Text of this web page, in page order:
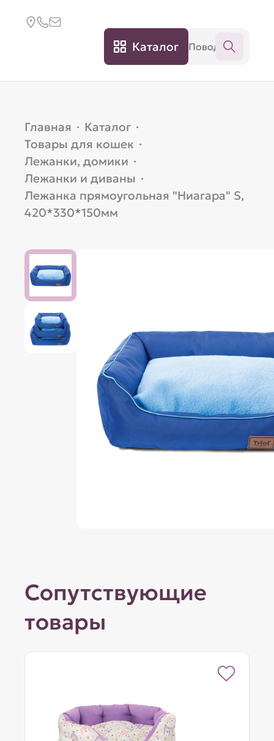
Каталог
Главная · Каталог ·
Товары для кошек ·
Лежанки, домики ·
Лежанки и диваны ·
Лежанка прямоугольная "Ниагара" S,
420*330*150мм
Сопутствующие
товары